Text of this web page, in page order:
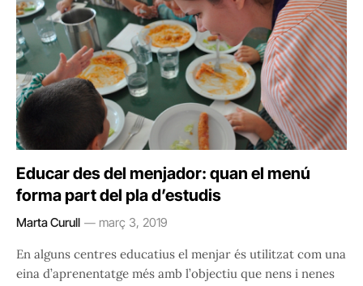
Educar des del menjador: quan el menú
forma part del pla d’estudis
Marta Curull març 3, 2019
En alguns centres educatius el menjar és utilitzat com una
eina d’aprenentatge més amb l’objectiu que nens i nenes